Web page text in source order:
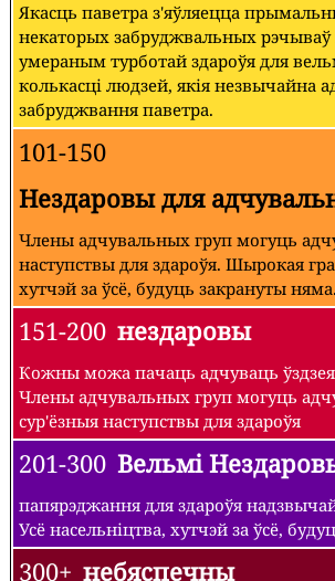
Якасць паветра з'яўляецца
некаторых забруджвальных
умераным турботай здароўя для
колькасці людзей, якія незвычайна
забруджвання паветра.
101-150
Нездаровы для
Члены адчувальных груп могуць
наступствы для здароўя. Шырокая
хутчэй за ўсё, будуць закрануты няма.
151-200 нездаровы
Кожны можа пачаць адчуваць
Члены адчувальных груп могуць
сур'ёзныя наступствы для здароўя
201-300 Вельмі
папярэджання для здароўя
Усё насельніцтва, хутчэй за ўсё,
300+ небяспечны